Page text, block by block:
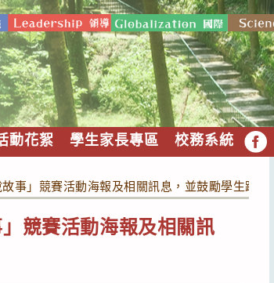
動花絮 學生家長專區 校務系統 FB
事」競賽活動海報及相關訊息，並鼓勵學生踴躍
競賽活動海報及相關訊